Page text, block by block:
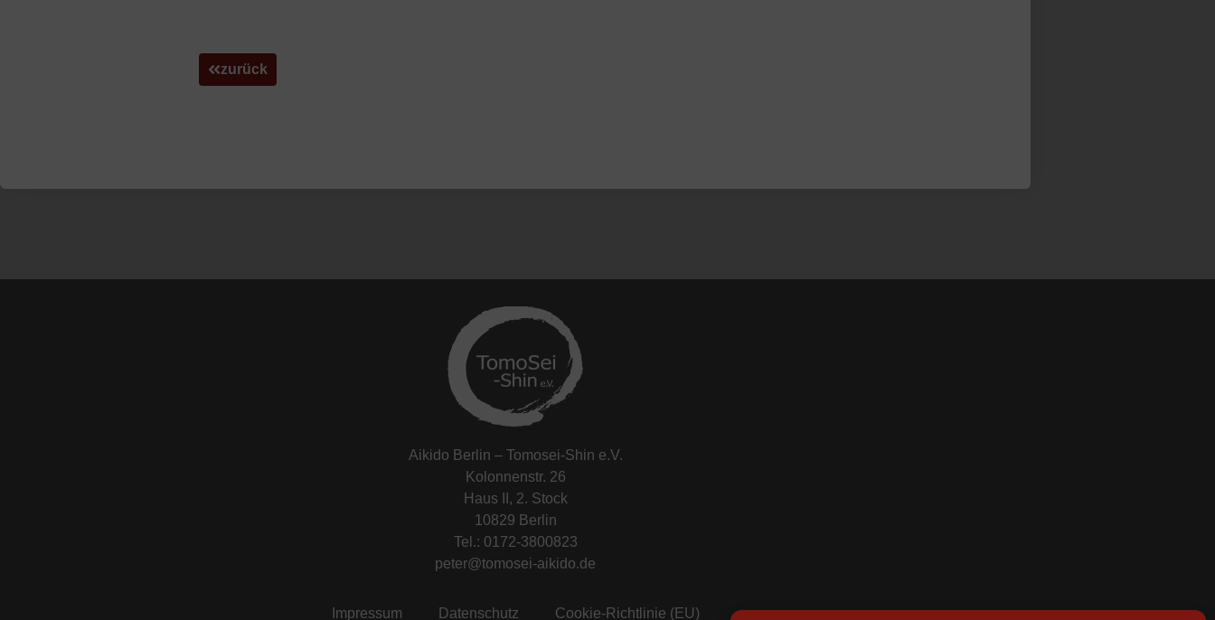
zurück
Aikido Berlin – Tomosei-Shin e.V.
Kolonnenstr. 26
Haus II, 2. Stock
10829 Berlin
Tel.: 0172-3800823
peter@tomosei-aikido.de
Impressum Datenschutz Cookie-Richtlinie (EU)